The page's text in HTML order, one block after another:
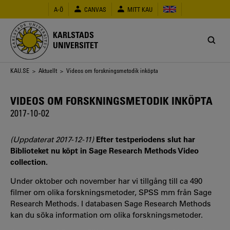
huvudinnehåll
A-Ö CANVAS MITT KAU
KARLSTADS
UNIVERSITET
Länkstig
KAU.SE > Aktuellt > Videos om forskningsmetodik inköpta
VIDEOS OM FORSKNINGSMETODIK INKÖPTA
2017-10-02
(Uppdaterat 2017-12-11)Efter testperiodens slut har
Biblioteket nu köpt in Sage Research Methods Video
collection.
Under oktober och november har vi tillgång till ca 490
filmer om olika forskningsmetoder, SPSS mm från Sage
Research Methods. I databasen Sage Research Methods
kan du söka information om olika forskningsmetoder.